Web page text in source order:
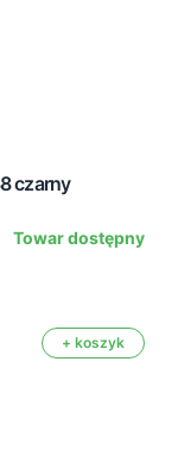
czarny
Towar dostępny
+ koszyk